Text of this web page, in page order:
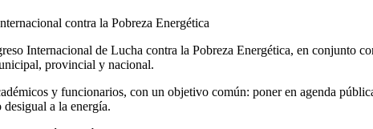
contra la Pobreza Energética
Internacional de Lucha contra la Pobreza Energética, en conjunto
provincial y nacional.
y funcionarios, con un objetivo común: poner en agenda
a la energía.